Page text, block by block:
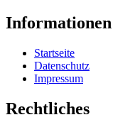
Informationen
Startseite
Datenschutz
Impressum
Rechtliches